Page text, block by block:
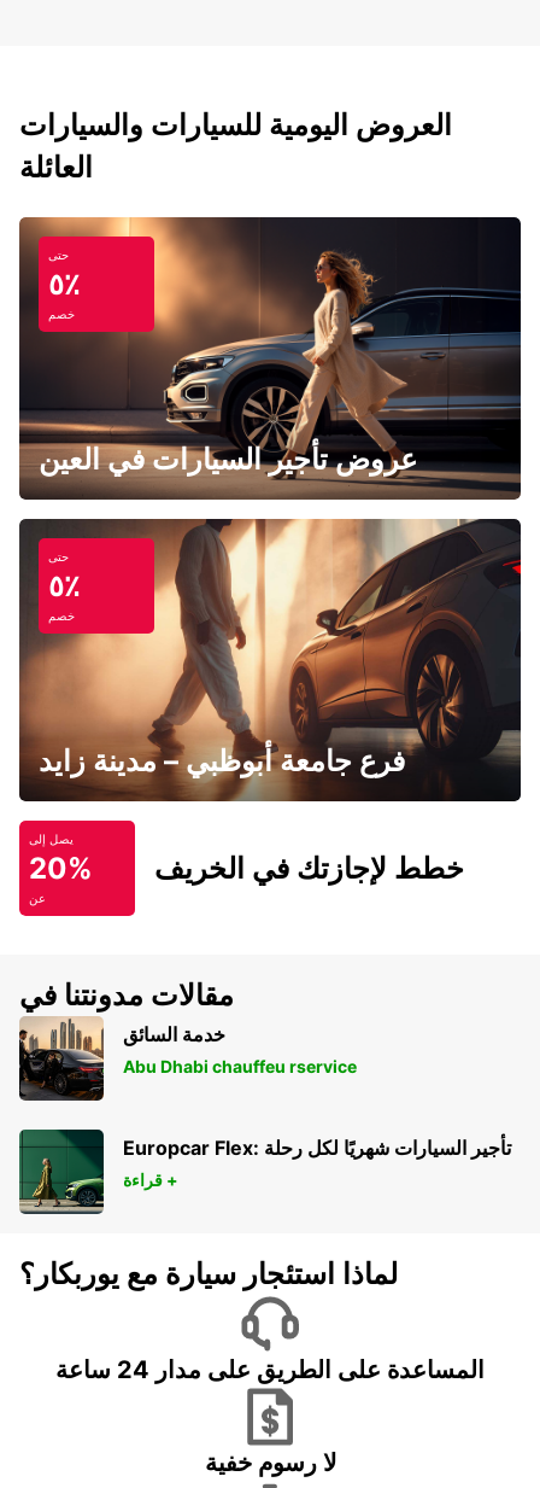
العروض اليومية للسيارات والسيارات
العائلة
حتى
٥٪
خصم
عروض تأجير السيارات في العين
حتى
٥٪
خصم
فرع جامعة أبوظبي – مدينة زايد
يصل إلى
20%
عن
خطط لإجازتك في الخريف
مقالات مدونتنا في
خدمة السائق
Abu Dhabi chauffeu rservice
Europcar Flex: تأجير السيارات شهريًا لكل رحلة
قراءة +
لماذا استئجار سيارة مع يوربكار؟
المساعدة على الطريق على مدار 24 ساعة
لا رسوم خفية